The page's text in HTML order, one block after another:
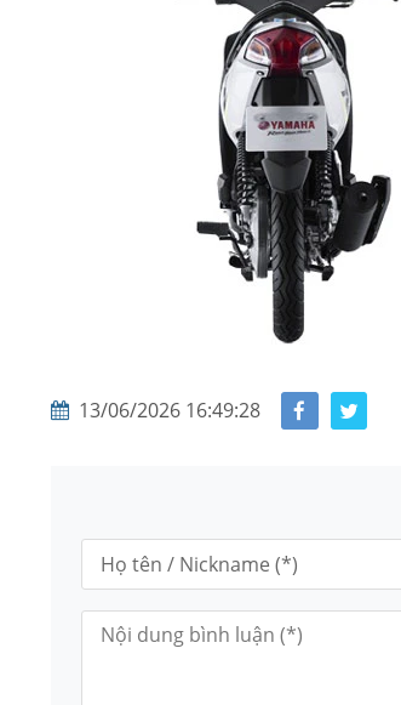
13/06/2026 16:49:28